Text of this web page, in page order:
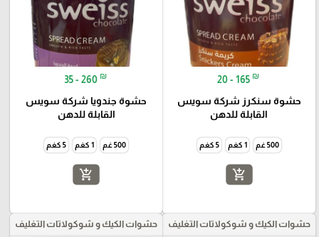
20 - 165 ₪
حشوة سنكرز شركة سويس
القابلة للدهن
500 غم 1 كغم 5 كغم
add_shopping_cart
35 - 260 ₪
حشوة جندويا شركة سويس
القابلة للدهن
500 غم 1 كغم 5 كغم
add_shopping_cart
حشوات الكيك و شوكولاتات التغليف حشوات الكيك و شوكولاتات التغليف